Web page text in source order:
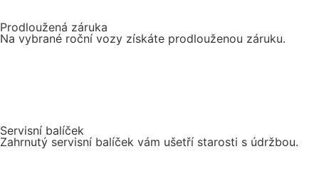
Prodloužená záruka
Na vybrané roční vozy získáte prodlouženou záruku.
Servisní balíček
Zahrnutý servisní balíček vám ušetří starosti s údržbou.